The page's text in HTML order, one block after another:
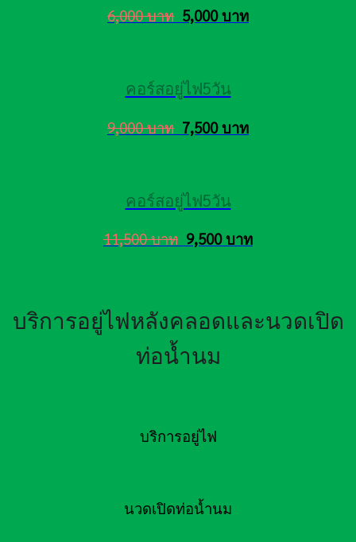
6,000 บาท 5,000 บาท
คอร์สอยู่ไฟ5วัน
9,000 บาท 7,500 บาท
คอร์สอยู่ไฟ5วัน
11,500 บาท 9,500 บาท
บริการอยู่ไฟหลังคลอดและนวดเปิด
ท่อน้ำนม
บริการอยู่ไฟ
นวดเปิดท่อน้ำนม